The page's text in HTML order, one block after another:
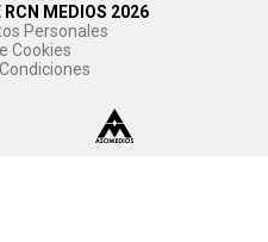
MEDIOS 2026
Personales
Cookies